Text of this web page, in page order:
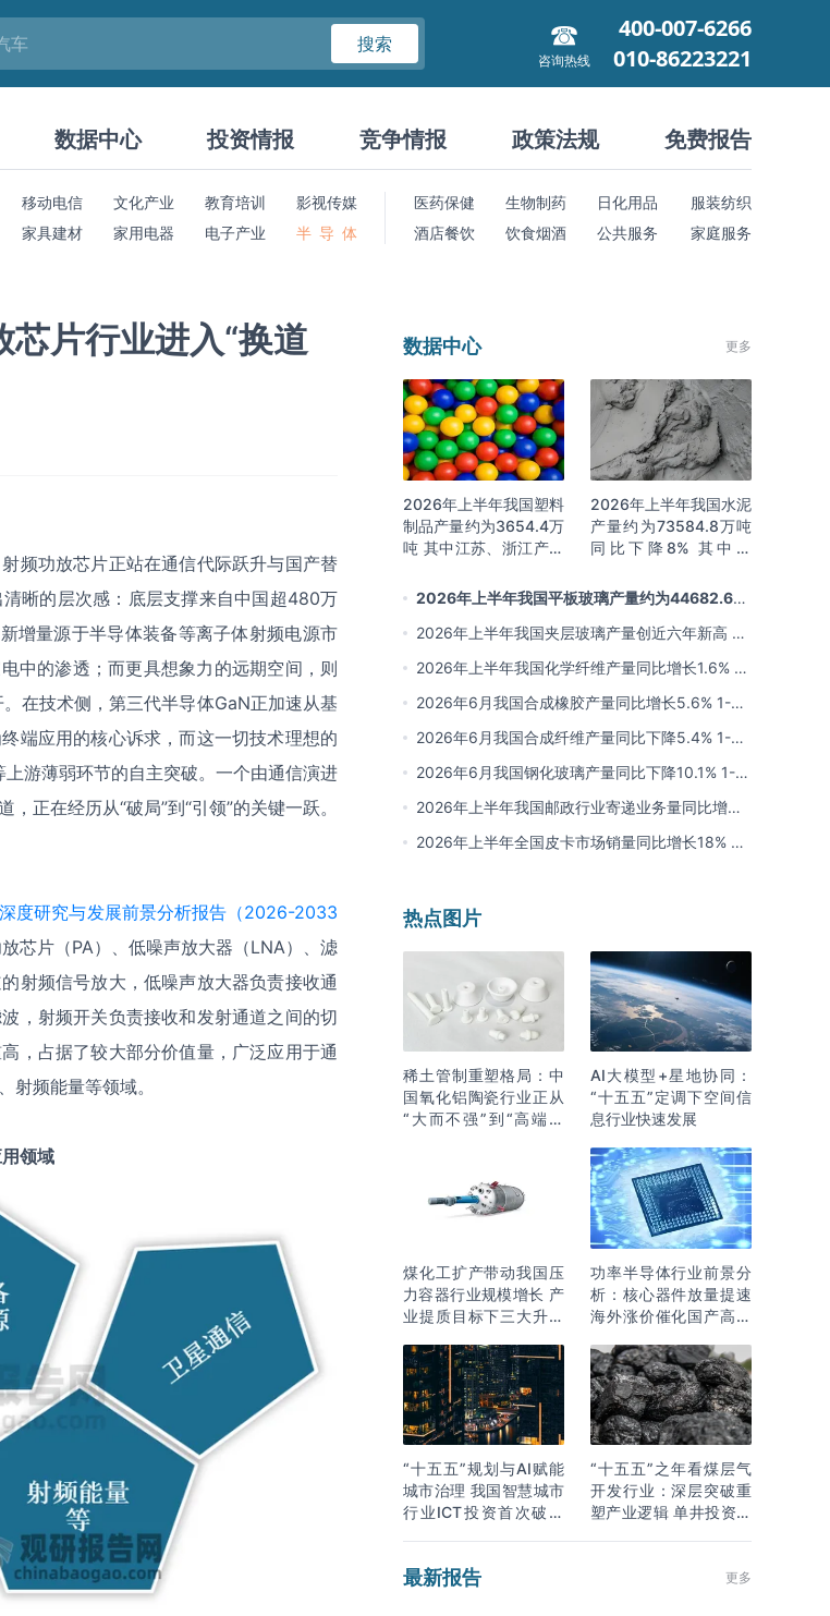
搜索
咨询热线
400-007-6266
010-86223221
数据中心 投资情报 竞争情报 政策法规 免费报告
移动电信 文化产业 教育培训
影视传媒
家具建材 家用电器 电子产业 半 导 体
医药保健 生物制药 日化用品
服装纺织
酒店餐饮
饮食烟酒 公共服务 家庭服务
片行业进入“换道
频功放芯片正站在通信代际跃升与国产替
晰的层次感：底层支撑来自中国超480万
增量源于半导体装备等离子体射频电源市
中的渗透；而更具想象力的远期空间，则
在技术侧，第三代半导体GaN正加速从基
端应用的核心诉求，而这一切技术理想的
游薄弱环节的自主突破。一个由通信演进
正在经历从“破局”到“引领”的关键一跃。
度研究与发展前景分析报告（2026-2033
芯片（PA）、低噪声放大器（LNA）、滤
射频信号放大，低噪声放大器负责接收通
，射频开关负责接收和发射通道之间的切
，占据了较大部分价值量，广泛应用于通
射频能量等领域。
领域
数据中心 更多
2026年上半年我国塑料
制品产量约为3654.4万
吨 其中江苏、浙江产量
16.0%
2026年上半年我国水泥
产量约为73584.8万吨
同比下降8% 其中广
名前三
2026年上半年我国平板玻璃产量约为44682.6万
重量箱 同比下降5.7% 其中河北产量最多 占比16%
2026年上半年我国夹层玻璃产量创近六年新高 约
为7964.8万平方米 同比下降0.9%
2026年上半年我国化学纤维产量同比增长1.6% 其
中浙江、江苏产量分别占比42.03%、31.34%
2026年6月我国合成橡胶产量同比增长5.6% 1-6
月累计产量同比增长6.4%
2026年6月我国合成纤维产量同比下降5.4% 1-6
月累计产量为3815.7万吨 同比增长0.8%
2026年6月我国钢化玻璃产量同比下降10.1% 1-6
月累计产量同比下降8.4%
2026年上半年我国邮政行业寄递业务量同比增长
4.2% 业务收入同比增长6%
2026年上半年全国皮卡市场销量同比增长18% 出
热点图片
稀土管制重塑格局：中
国氧化铝陶瓷行业正从
“大而不强”到“高端突
AI大模型+星地协同：
“十五五”定调下空间信
息行业快速发展
煤化工扩产带动我国压
力容器行业规模增长 产
业提质目标下三大升级
功率半导体行业前景分
析：核心器件放量提速
海外涨价催化国产高端
“十五五”规划与AI赋能
城市治理 我国智慧城市
行业ICT投资首次破万
“十五五”之年看煤层气
开发行业：深层突破重
塑产业逻辑 单井投资成
最新报告 更多